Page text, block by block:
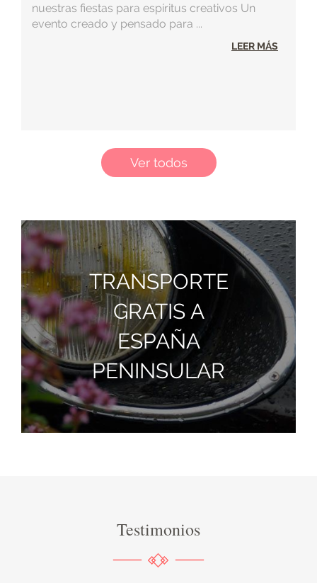
nuestras fiestas para espíritus creativos Un
evento creado y pensado para ...
LEER MÁS
Ver todos
TRANSPORTE
GRATIS A
ESPAÑA
PENINSULAR
Testimonios